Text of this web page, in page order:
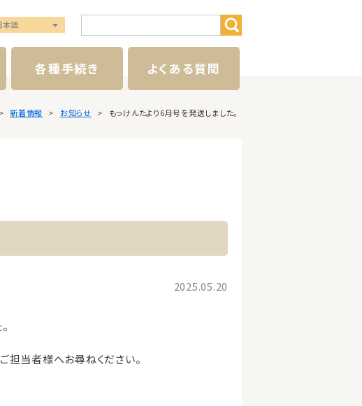
本語
各種手続き よくある質問
新着情報 お知らせ もっけんたより6月号を発送しました。
2025.05.20
担当者様へお尋ねください。